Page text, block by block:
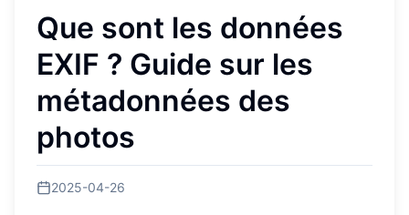
Que sont les données
EXIF ? Guide sur les
métadonnées des
photos
2025-04-26